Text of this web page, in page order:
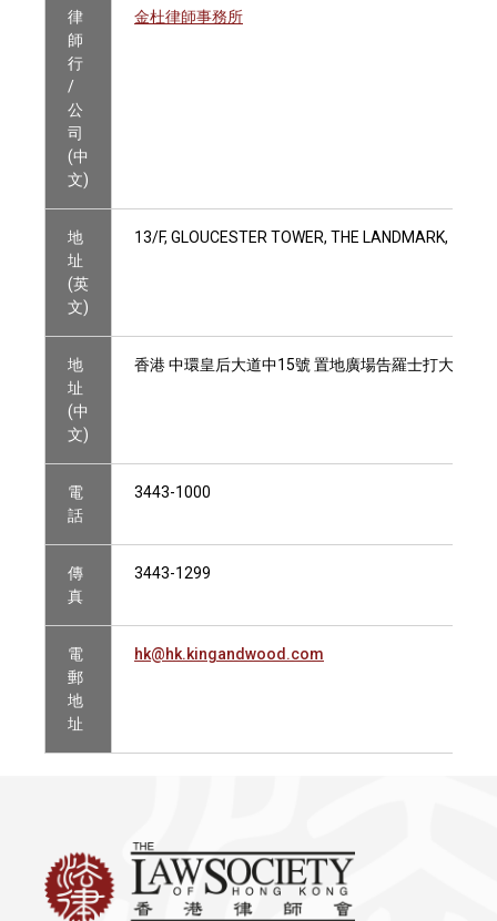
律
師
行
/
公
司
(中
文)
金杜律師事務所
地
址
(英
文)
13/F, GLOUCESTER TOWER, THE LANDMARK, 15
地
址
(中
文)
香港 中環皇后大道中15號 置地廣場告羅士打大廈13
電
話
3443-1000
傳
真
3443-1299
電
郵
地
址
hk@hk.kingandwood.com